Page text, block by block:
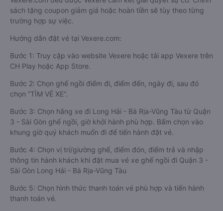
sách tặng coupon giảm giá hoặc hoàn tiền sẽ tùy theo từng
trường hợp sự việc.
Hướng dẫn đặt vé tại Vexere.com:
Bước 1: Truy cập vào website Vexere hoặc tải app Vexere trên
CH Play hoặc App Store.
Bước 2: Chọn ghế ngồi điểm đi, điểm đến, ngày đi, sau đó
chọn “TÌM VÉ XE”.
Bước 3: Chọn hãng xe đi Long Hải - Bà Rịa-Vũng Tàu từ Quận
3 - Sài Gòn ghế ngồi, giờ khởi hành phù hợp. Bấm chọn vào
khung giờ quý khách muốn đi để tiến hành đặt vé.
Bước 4: Chọn vị trí/giường ghế, điểm đón, điểm trả và nhập
thông tin hành khách khi đặt mua vé xe ghế ngồi đi Quận 3 -
Sài Gòn Long Hải - Bà Rịa-Vũng Tàu
Bước 5: Chọn hình thức thanh toán vé phù hợp và tiến hành
thanh toán vé.